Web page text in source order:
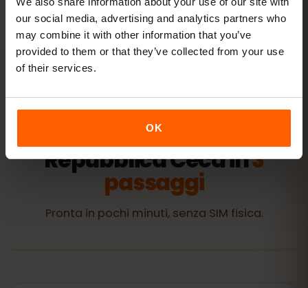
our social media, advertising and analytics partners who
may combine it with other information that you’ve
provided to them or that they’ve collected from your use
of their services.
OK
ATTIVAZIONE
Attiva la tua eSIM per
Repubblica Ceca in3
passaggi
Pronta in pochi minuti, senza SIM fisica.